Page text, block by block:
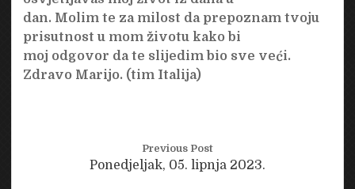
dan. Molim te za milost da prepoznam tvoju
prisutnost u mom životu kako bi
moj odgovor da te slijedim bio sve veći.
Zdravo Marijo. (tim Italija)
Previous Post
Ponedjeljak, 05. lipnja 2023.